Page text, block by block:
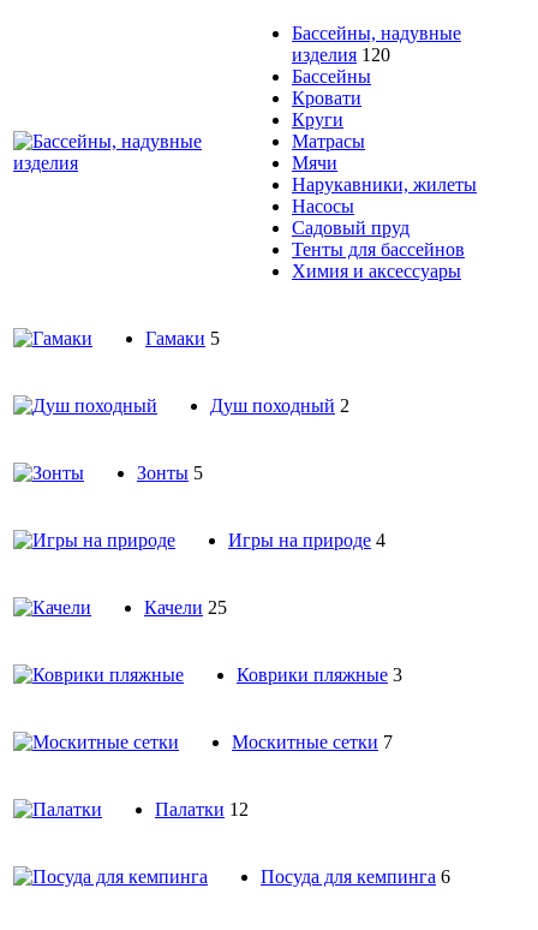
Бассейны, надувные
изделия 120
Бассейны
Кровати
Круги
Матрасы
Мячи
Нарукавники, жилеты
Насосы
Садовый пруд
Тенты для бассейнов
Химия и аксессуары
Гамаки 5
Душ походный 2
Зонты 5
Игры на природе 4
Качели 25
Коврики пляжные 3
Москитные сетки 7
Палатки 12
Посуда для кемпинга 6